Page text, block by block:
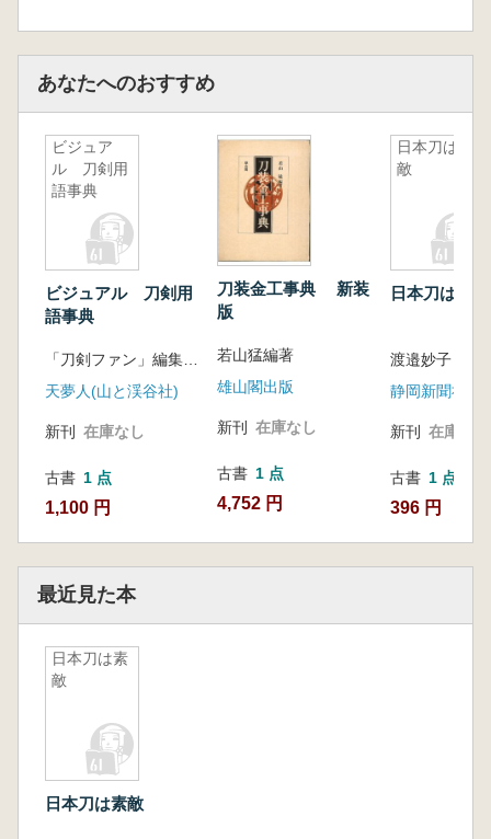
あなたへのおすすめ
ビジュア
ル 刀剣用
語事典
ビジュアル 刀剣用
語事典
天夢人(山と渓谷社)
新刊 在庫なし
古書 1 点
1,100 円
刀装金工事典 新装
版
若山猛編著
雄山閣出版
新刊 在庫なし
古書 1 点
4,752 円
日本刀は素
敵
日本刀は素敵
渡邉妙子 著
静岡新聞社
新刊 在庫なし
古書 1 点
396 円
最近見た本
日本刀は素
敵
日本刀は素敵